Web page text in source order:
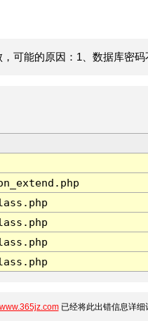
可能的原因：1、数据库密码
www.365jz.com已经将此出错信息详细